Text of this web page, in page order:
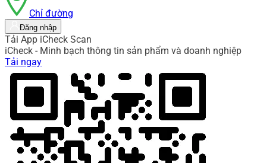
Chỉ đường
Đăng nhập
Tải App iCheck Scan
iCheck - Minh bạch thông tin sản phẩm và doanh nghiệp
Tải ngay